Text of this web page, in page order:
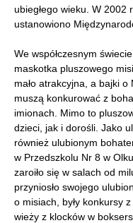
ubiegłego wieku. W 2002
ustanowiono
We współczesnym
maskotka pluszowego
mało atrakcyjna, a bajki
muszą konkurować z
imionach. Mimo to
dzieci, jak i dorośli. Jako
również ulubionym
w Przedszkolu Nr 8 w
zaroiło się w salach od
przyniosło swojego
o misiach, były konkursy
wieży z klocków w